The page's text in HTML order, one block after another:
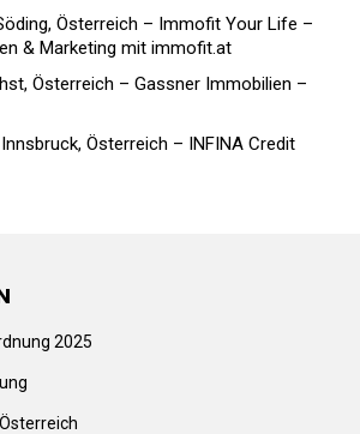
Österreich – Immofit Your Life –
& Marketing mit immofit.at
Österreich – Gassner Immobilien –
Österreich – INFINA Credit
2025